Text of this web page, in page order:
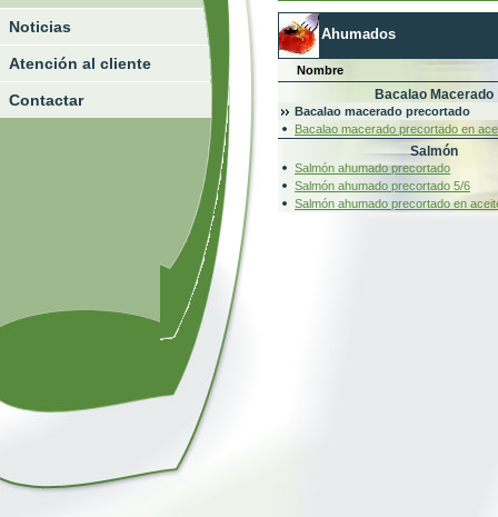
Noticias
Atención al cliente
Contactar
Ahumados
Nombre
Bacalao Macerado
Bacalao macerado precortado
Bacalao macerado precortado en
Salmón
Salmón ahumado precortado
Salmón ahumado precortado 5/6
Salmón ahumado precortado en